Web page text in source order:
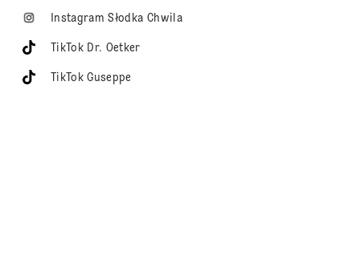
Instagram Słodka Chwila
TikTok Dr. Oetker
TikTok Guseppe